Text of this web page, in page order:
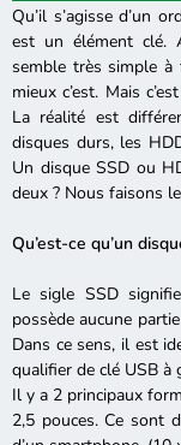
Qu’il s’agisse d’un
est un élément clé.
semble très simple à
mieux c’est. Mais
La réalité est
disques durs, les
Un disque SSD ou
deux ? Nous faisons
Qu’est-ce qu’un
Le sigle SSD
possède aucune
Dans ce sens, il est
qualifier de clé USB à
Il y a 2 principaux
2,5 pouces. Ce sont